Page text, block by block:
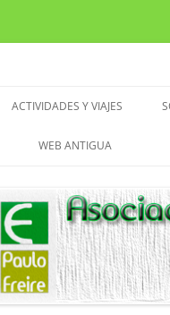
ACTIVIDADES Y VIAJES
VIAJES
EXCURSIONES
SENDERISMO
CLUB DE LECTURA
WEB ANTIGUA